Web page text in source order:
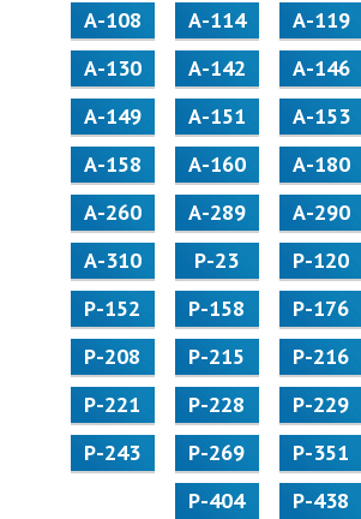
А-108
А-114 А-119
А-130
А-142 А-146
А-149
А-151 А-153
А-158
А-160 А-180
А-260
А-289 А-290
А-310
Р-23 Р-120
Р-152
Р-158 Р-176
Р-208
Р-215 Р-216
Р-221
Р-228 Р-229
Р-243
Р-269 Р-351
Р-404
Р-438